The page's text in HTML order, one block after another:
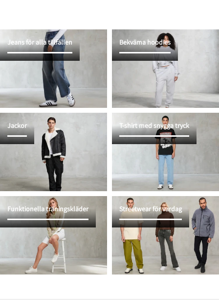
Jeans för alla tillfällen Bekväma hoodies
Jackor T-shirt med snygga tryck
Funktionella träningskläder Streetwear för vardag